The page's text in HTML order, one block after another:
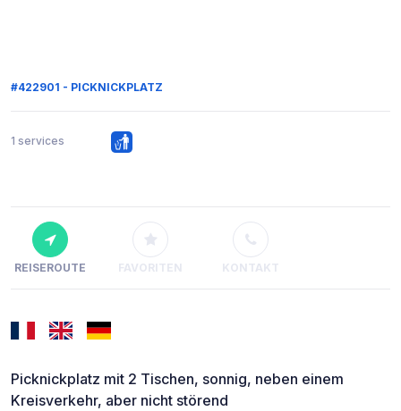
#422901 - PICKNICKPLATZ
1 services
REISEROUTE FAVORITEN KONTAKT
Picknickplatz mit 2 Tischen, sonnig, neben einem
Kreisverkehr, aber nicht störend